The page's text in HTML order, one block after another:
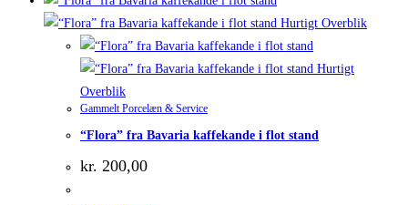
Hurtigt Overblik
Hurtigt
Overblik
Gammelt Porcelæn & Service
“Flora” fra Bavaria kaffekande i flot stand
kr. 200,00